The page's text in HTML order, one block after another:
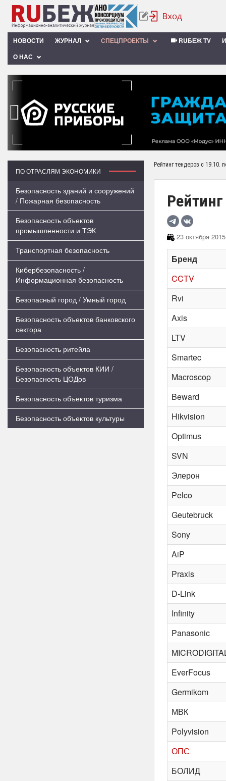
НОВОСТИ ЖУРНАЛ СПЕЦПРОЕКТЫ RUБЕЖ TV
О НАС
‹
ПО ОТРАСЛЯМ ЭКОНОМИКИ
Безопасность зданий и сооружений
/ Пожарная безопасность
Безопасность объектов
промышленности и ТЭК
Транспортная безопасность
Кибербезопасность /
Информационная безопасность
Безопасный город / Умный город
Безопасность объектов банковского
сектора
Безопасность ритейла
Безопасность объектов КИИ /
Безопасность ЦОДов
Безопасность объектов туризма
Безопасность объектов культуры
Рейтинг тендеров с 19.10.
23 октября
Бренд
CCTV
Rvi
Axis
LTV
Smartec
Macroscop
Beward
Hikvision
Optimus
SVN
Элерон
Pelco
Geutebruck
Sony
AiP
Praxis
D-Link
Infinity
Panasonic
EverFocus
Germikom
МВК
Polyvision
ОПС
БОЛИД